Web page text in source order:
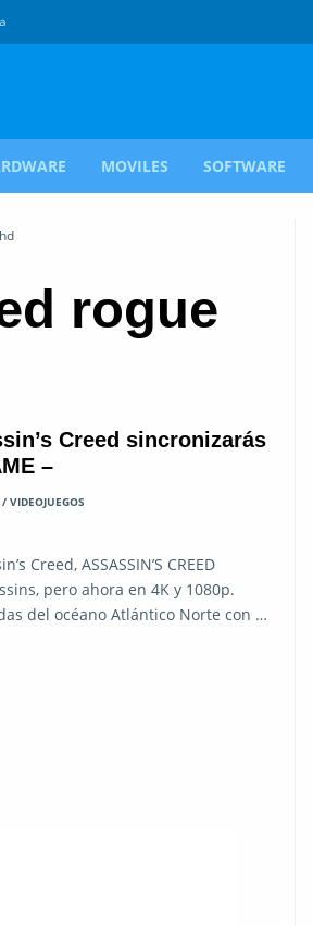
MOVILES SOFTWARE
rogue
Creed sincronizarás
–
VIDEOJUEGOS
Creed, ASSASSIN’S CREED
pero ahora en 4K y 1080p.
del océano Atlántico Norte con …